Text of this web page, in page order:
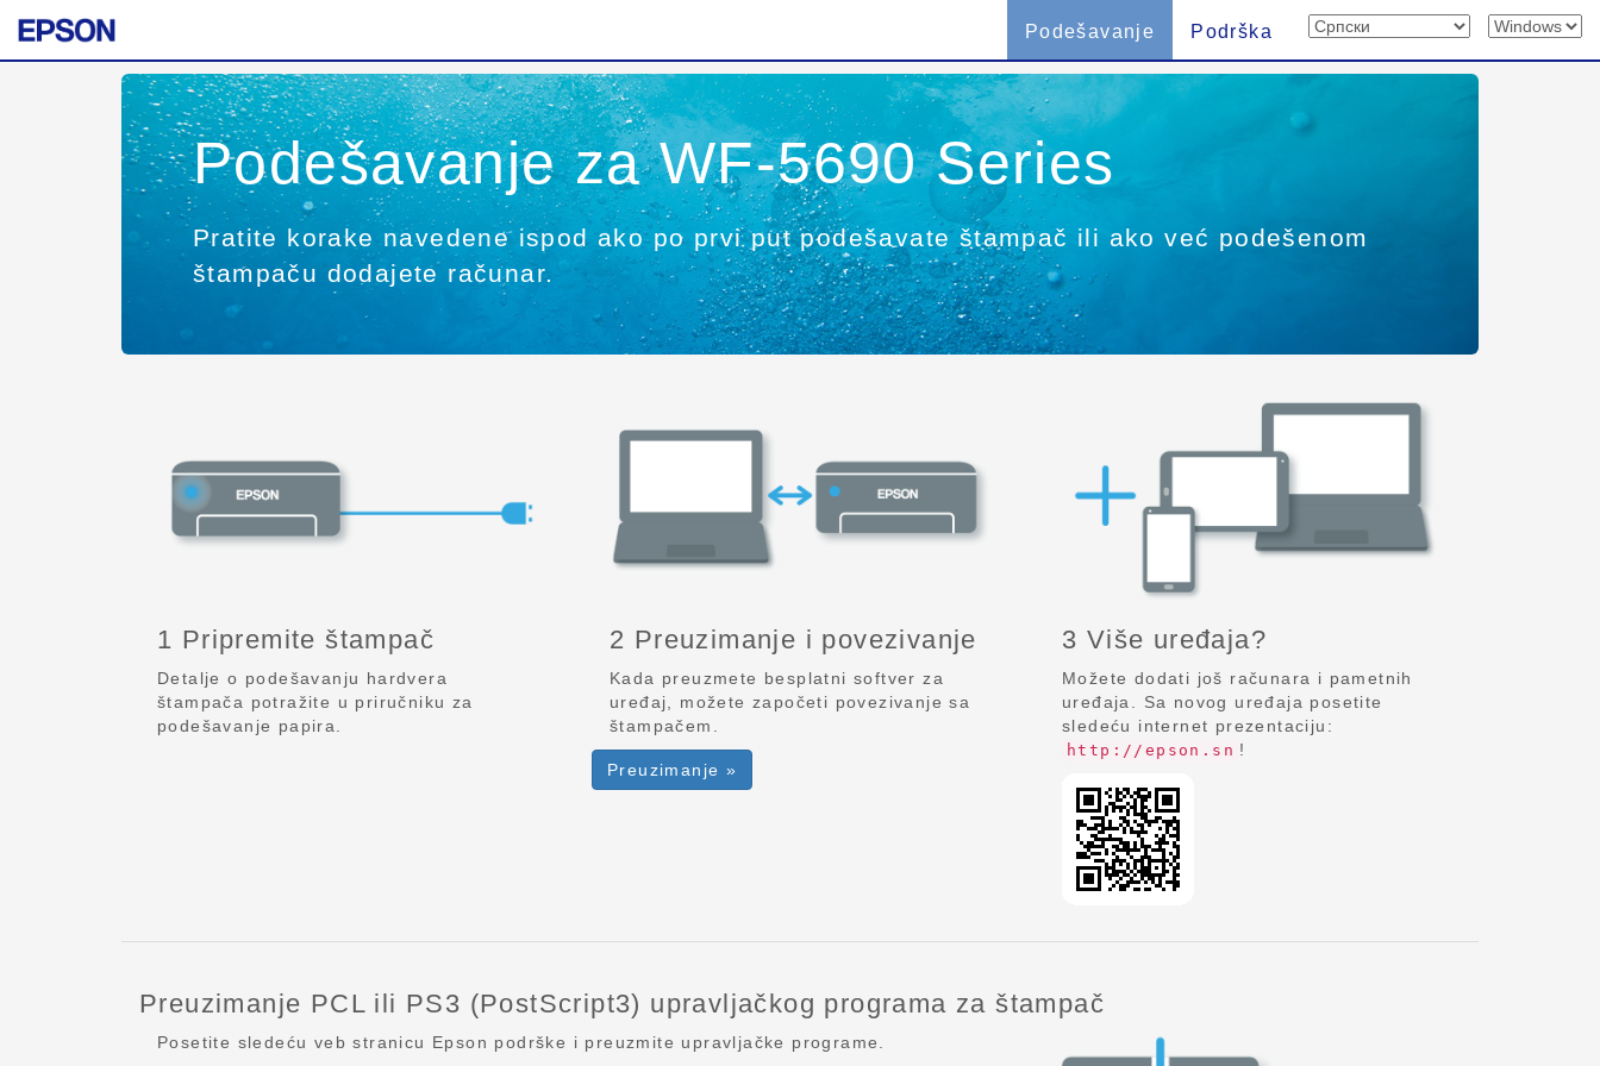
Podešavanje Podrška
Podešavanje za WF-5690 Series
Pratite korake navedene ispod ako po prvi put podešavate štampač ili ako već podešenom
štampaču dodajete računar.
1 Pripremite štampač
Detalje o podešavanju hardvera
štampača potražite u priručniku za
podešavanje papira.
2 Preuzimanje i povezivanje
Kada preuzmete besplatni softver za
uređaj, možete započeti povezivanje sa
štampačem.
Preuzimanje »
3 Više uređaja?
Možete dodati još računara i pametnih
uređaja. Sa novog uređaja posetite
sledeću internet prezentaciju:
http://epson.sn !
Preuzimanje PCL ili PS3 (PostScript3) upravljačkog programa za štampač
Posetite sledeću veb stranicu Epson podrške i preuzmite upravljačke programe.